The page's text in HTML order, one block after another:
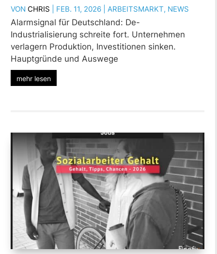
VON CHRIS FEB. 11, 2026 |ARBEITSMARKT, NEWS
Alarmsignal für Deutschland: De-
Industrialisierung schreite fort. Unternehmen
verlagern Produktion, Investitionen sinken.
Hauptgründe und Auswege
mehr lesen